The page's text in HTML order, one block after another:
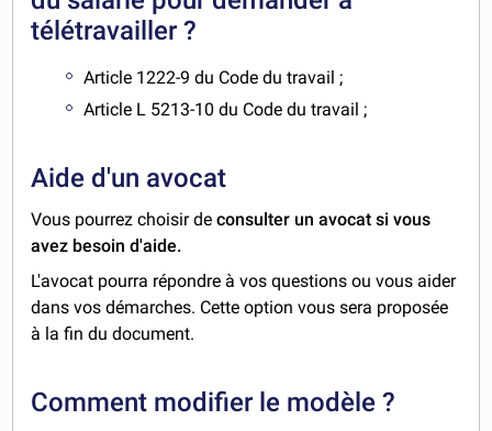
télétravailler ?
Article 1222-9 du Code du travail ;
Article L 5213-10 du Code du travail ;
Aide d'un avocat
Vous pourrez choisir deconsulter un avocat si vous
avez besoin d'aide.
L'avocat pourra répondre à vos questions ou vous aider
dans vos démarches. Cette option vous sera proposée
à la fin du document.
Comment modifier le modèle ?